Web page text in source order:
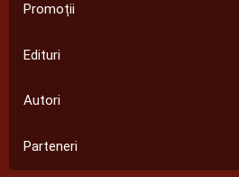
Promoții
Edituri
Autori
Parteneri